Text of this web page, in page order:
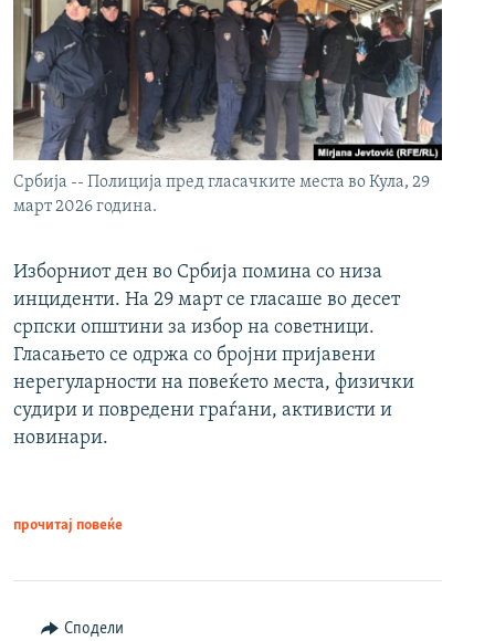
Србија -- Полиција пред гласачките места во Кула, 29
март 2026 година.
Изборниот ден во Србија помина со низа
инциденти. На 29 март се гласаше во десет
српски општини за избор на советници.
Гласањето се одржа со бројни пријавени
нерегуларности на повеќето места, физички
судири и повредени граѓани, активисти и
новинари.
прочитај повеќе
Сподели